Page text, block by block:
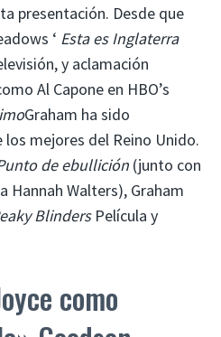
presentación. Desde que
‘ Esta es Inglaterra
y aclamación
Al Capone en HBO’s
Graham ha sido
mejores del Reino Unido.
de ebullición (junto con
Hannah Walters), Graham
BlindersPelícula y
como